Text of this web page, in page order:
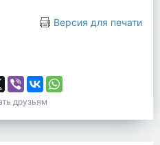
Версия для печати
друзьям